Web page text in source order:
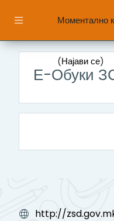
Страничен панел
Моментално
(Најави се)
Е-Обуки
http://